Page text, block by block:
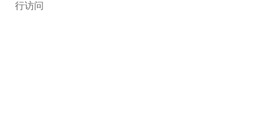
行访问